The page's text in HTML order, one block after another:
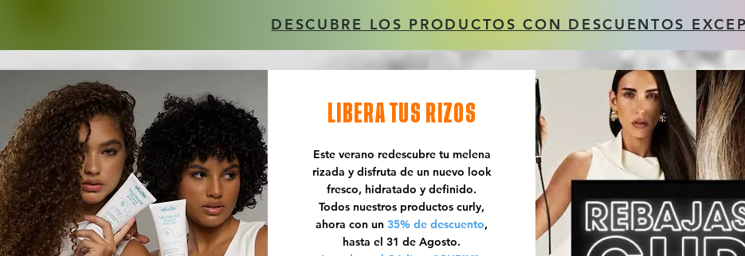
DESCUBRE LOS PRODUCTOS CON DESCUENTOS
LIBERA TUS RIZOS
Este verano redescubre tu melena
rizada y disfruta de un nuevo look
fresco, hidratado y definido.
Todos nuestros productos curly,
ahora con un 35% de descuento,
hasta el 31 de Agosto.